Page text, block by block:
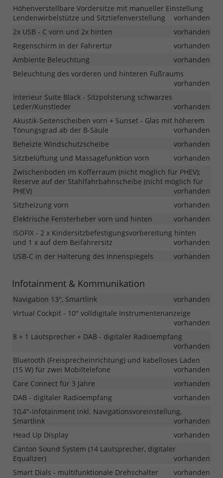
Höhenverstellbare Vordersitze mit manueller Einstellung
Lendenwirbelstütze und Sitztiefenverstellung
vorhanden
2x USB - C vorn und 2x hinten
vorhanden
Regenschirm in der Fahrertür
vorhanden
Ambiente Beleuchtung
vorhanden
Beleuchtung des vorderen und hinteren Fußraums
vorhanden
Interieur Suite Black - Sitzpolsterung schwarzes
Leder/Kunstleder
vorhanden
Akustik-Seitenscheiben vorn + Sunset - Glas mit höherem
Tönungsgrad ab der B-Säule
vorhanden
Beheizte Windschutzscheibe
vorhanden
Sitzbelüftung und Massagefunktion vorn
vorhanden
Zwischenboden im Kofferraum (nicht möglich für PHEV);
Reserve auf der Stahlfahrbahnscheibe (nicht möglich für
PHEV)
vorhanden
Sitzheizung vorn
vorhanden
Elektrische Fensterheber vorn und hinten
vorhanden
ISOFIX - 2 x Kindersitzbefestigungsvorbereitung hinten
und 1 x auf dem Beifahrersitz
vorhanden
USB-C in der Halterung des Innenspiegels
vorhanden
Infotainment & Kommunikation
Navigation 13", Smartlink
vorhanden
Virtual Cockpit - 10" volldigitale Instrumentenanzeige
vorhanden
8 + 1 Lautsprecher + DAB - digitaler Radioempfang
vorhanden
Bluetooth (Freisprecheinrichtung) und kabelloses Laden
(15 W) für zwei Mobiltelefone
vorhanden
Care Connect für 3 Jahre
vorhanden
DAB - digitaler Radioempfang
vorhanden
10,4"-Infotainment inkl. Navigationsvoreinstellung,
Smartlink
vorhanden
Head Up Display
vorhanden
Canton Sound System (14 Lautsprecher, digitaler
Equalizer)
vorhanden
Smart Dials - multifunktionale Drehschalter
vorhanden